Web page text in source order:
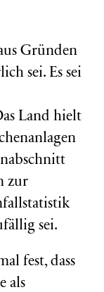
Gründen
sei. Es sei
Land hielt
zur
sei.
fest, dass
als